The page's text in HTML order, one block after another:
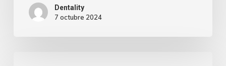
para
mantener
Dentality
7 octubre 2024